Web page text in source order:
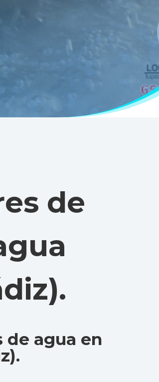
de
.
de agua en